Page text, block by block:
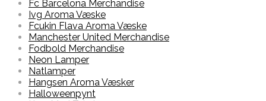
Fc Barcelona Merchandise
Ivg Aroma Væske
Fcukin Flava Aroma Væske
Manchester United Merchandise
Fodbold Merchandise
Neon Lamper
Natlamper
Hangsen Aroma Væsker
Halloweenpynt